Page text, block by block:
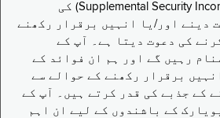
سیکیورٹی انکم (Supplemental Security Income, SSI) کی
دینے اور/یا انہیں برقرار رکھنے
کی دعوت دیتا ہے۔ آپ کے
رہیں گے اور ہم ان فوائد کے
برقرار رکھنے کے حوالے سے
کے جذبے کی قدر کرتے ہیں۔ آپ کے
کے باشندوں کے لیے ان اہم